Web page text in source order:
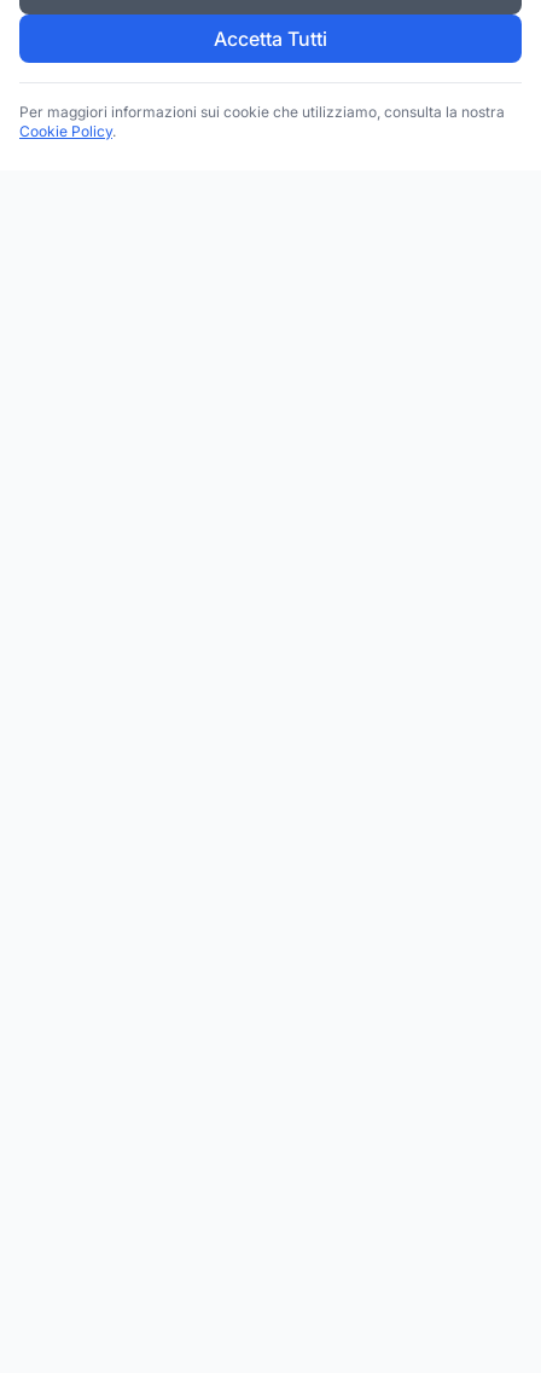
Accetta Tutti
Per maggiori informazioni sui cookie che utilizziamo, consulta la nostra
Cookie Policy.